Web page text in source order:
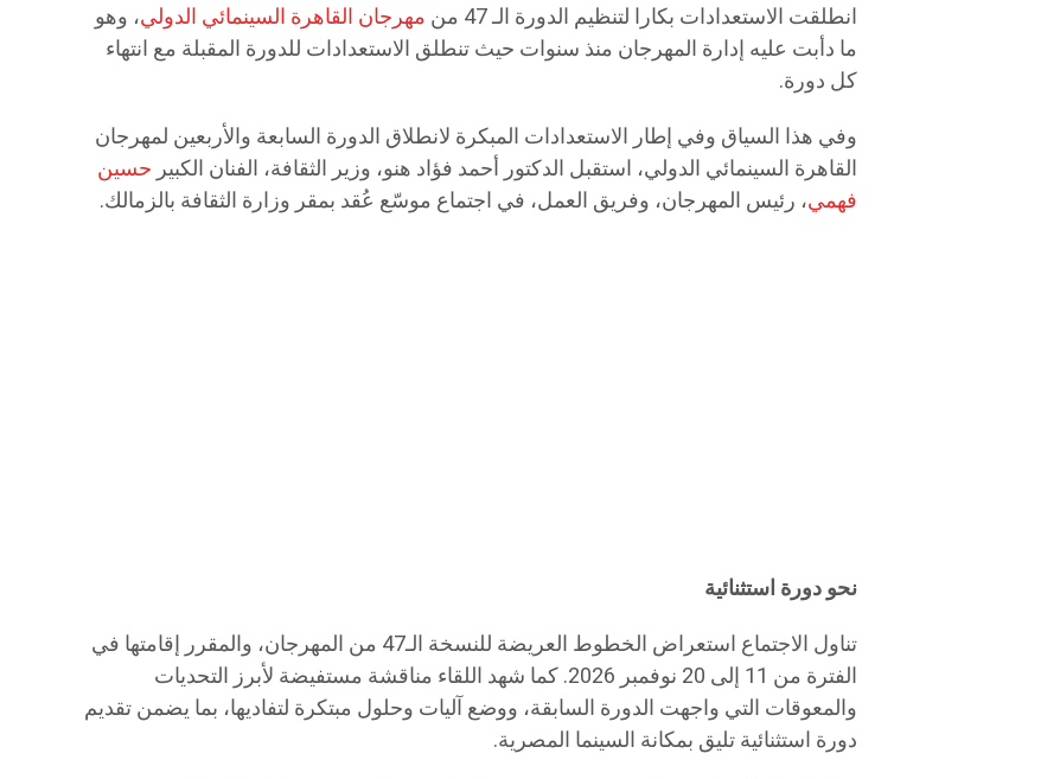
انطلقت الاستعدادات بكارا لتنظيم الدورة الـ 47 من
مهرجان القاهرة السينمائي الدولي، وهو
ما دأبت عليه إدارة المهرجان منذ سنوات حيث تنطلق الاستعدادات للدورة المقبلة مع انتهاء
كل دورة.
وفي هذا السياق وفي إطار الاستعدادات المبكرة لانطلاق الدورة السابعة والأربعين لمهرجان
القاهرة السينمائي الدولي، استقبل الدكتور أحمد فؤاد هنو، وزير الثقافة، الفنان الكبير حسين
فهمي، رئيس المهرجان، وفريق العمل، في اجتماع موسّع عُقد بمقر وزارة الثقافة بالزمالك.
نحو دورة استثنائية
تناول الاجتماع استعراض الخطوط العريضة للنسخة الـ47 من المهرجان، والمقرر إقامتها في
الفترة من 11 إلى 20 نوفمبر 2026. كما شهد اللقاء مناقشة مستفيضة لأبرز التحديات
والمعوقات التي واجهت الدورة السابقة، ووضع آليات وحلول مبتكرة لتفاديها، بما يضمن تقديم
دورة استثنائية تليق بمكانة السينما المصرية.